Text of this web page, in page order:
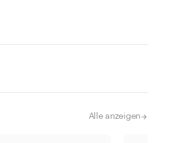
Alle anzeigen